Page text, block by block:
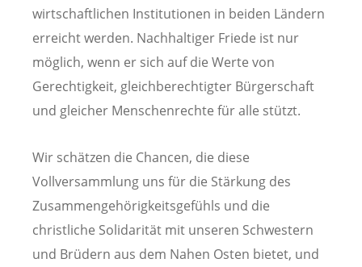
wirtschaftlichen Institutionen in beiden Ländern
erreicht werden. Nachhaltiger Friede ist nur
möglich, wenn er sich auf die Werte von
Gerechtigkeit, gleichberechtigter Bürgerschaft
und gleicher Menschenrechte für alle stützt.
Wir schätzen die Chancen, die diese
Vollversammlung uns für die Stärkung des
Zusammengehörigkeitsgefühls und die
christliche Solidarität mit unseren Schwestern
und Brüdern aus dem Nahen Osten bietet, und